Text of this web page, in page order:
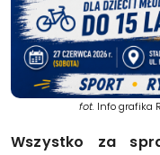
fot. Info grafika
Wszystko za